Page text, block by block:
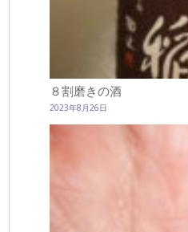
８割磨きの酒
2023年8月26日